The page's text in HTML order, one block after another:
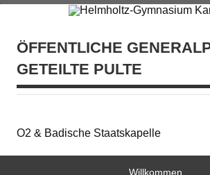
ÖFFENTLICHE
GETEILTE PULTE
O2 & Badische Staatskapelle
Willkommen